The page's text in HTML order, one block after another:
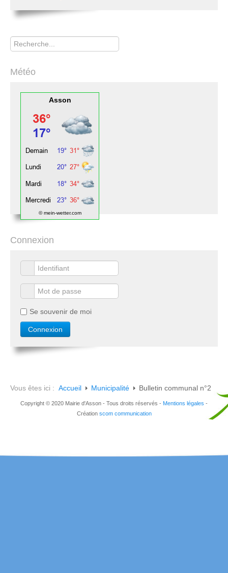
Rechercher
Météo
Asson
© mein-wetter.com
Connexion
Se souvenir de moi
Vous êtes ici : Accueil Municipalité Bulletin communal n°2
Copyright © 2020 Mairie d'Asson - Tous droits réservés - Mentions légales -
Création scom communication